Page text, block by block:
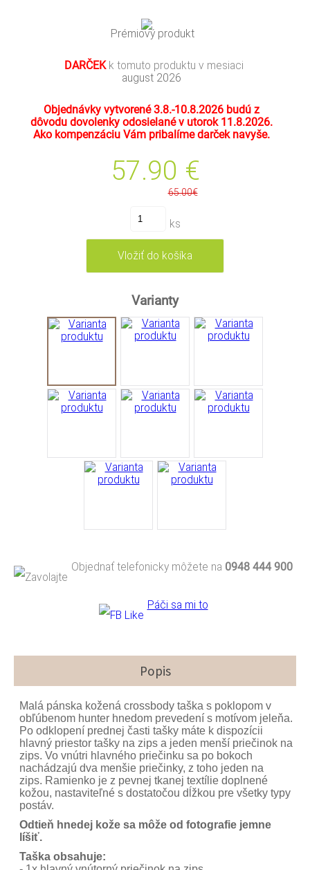
Prémiový produkt
DARČEKk tomuto produktu v mesiaci
august 2026
Objednávky vytvorené 3.8.-10.8.2026 budú z
dôvodu dovolenky odosielané v utorok 11.8.2026.
Ako kompenzáciu Vám pribalíme darček navyše.
57.90 €
65.00€
ks
Varianty
Objednať telefonicky môžete na 0948 444 900
Páči sa mi to
Popis
Malá pánska kožená crossbody taška s poklopom v
obľúbenom hunter hnedom prevedení s motívom jeleňa.
Po odklopení prednej časti tašky máte k dispozícii
hlavný priestor tašky na zips a jeden menší priečinok na
zips. Vo vnútri hlavného priečinku sa po bokoch
nachádzajú dva menšie priečinky, z toho jeden na
zips. Ramienko je z pevnej tkanej textílie doplnené
kožou, nastaviteľné s dostatočou dĺžkou pre všetky typy
postáv.
Odtieň hnedej kože sa môže od fotografie jemne
líšiť.
Taška obsahuje: